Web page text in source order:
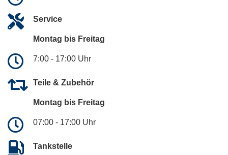
Service
Montag bis Freitag
7:00 - 17:00 Uhr
Teile & Zubehör
Montag bis Freitag
07:00 - 17:00 Uhr
Tankstelle